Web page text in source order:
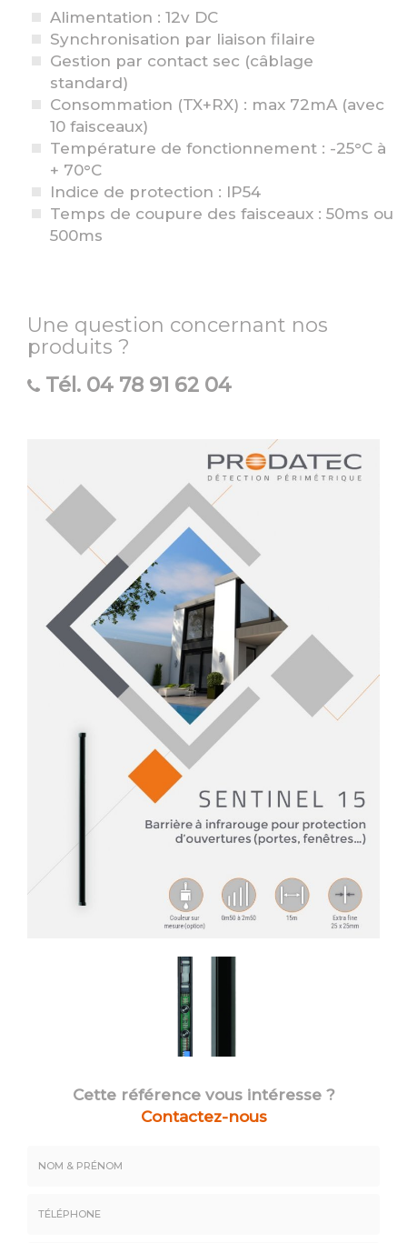
Alimentation : 12v DC
Synchronisation par liaison filaire
Gestion par contact sec (câblage
standard)
Consommation (TX+RX) : max 72mA (avec
10 faisceaux)
Température de fonctionnement : -25°C à
+ 70°C
Indice de protection : IP54
Temps de coupure des faisceaux : 50ms ou
500ms
Une question concernant nos
produits ?
Tél. 04 78 91 62 04
Cette référence vous intéresse ?
Contactez-nous